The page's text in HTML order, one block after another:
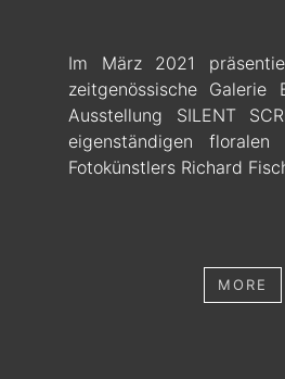
Im März 2021
zeitgenössische Galerie
Ausstellung SILENT
eigenständigen floralen
Fotokünstlers Richard
MORE